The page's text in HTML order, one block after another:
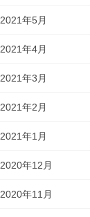
2021年5月
2021年4月
2021年3月
2021年2月
2021年1月
2020年12月
2020年11月